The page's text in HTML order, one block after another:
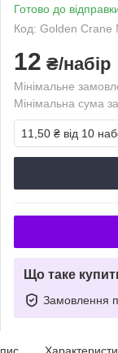
Готово до
Код: Golden
12 ₴/набір
Мінімальне
Мінімальна сума
11,50 ₴ від 10
Що таке
Замовлення